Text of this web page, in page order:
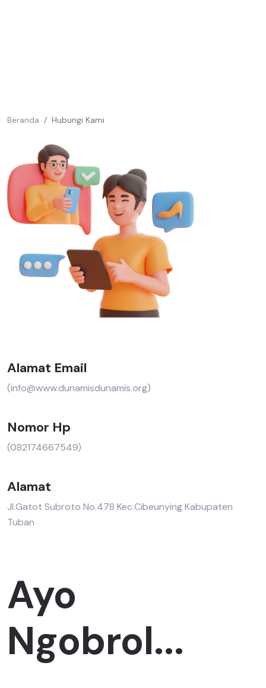
Beranda Hubungi Kami
Alamat Email
(info@www.dunamisdunamis.org)
Nomor Hp
(082174667549)
Alamat
Jl.Gatot Subroto No.478 Kec.Cibeunying Kabupaten
Tuban
Ayo
Ngobrol...